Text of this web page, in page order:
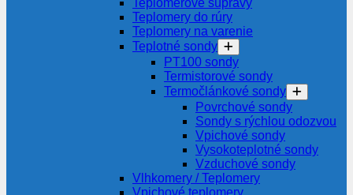
Teplomerové súpravy
Teplomery do rúry
Teplomery na varenie
Teplotné sondy
PT100 sondy
Termistorové sondy
Termočlánkové sondy
Povrchové sondy
Sondy s rýchlou odozvou
Vpichové sondy
Vysokoteplotné sondy
Vzduchové sondy
Vlhkomery / Teplomery
Vpichové teplomery